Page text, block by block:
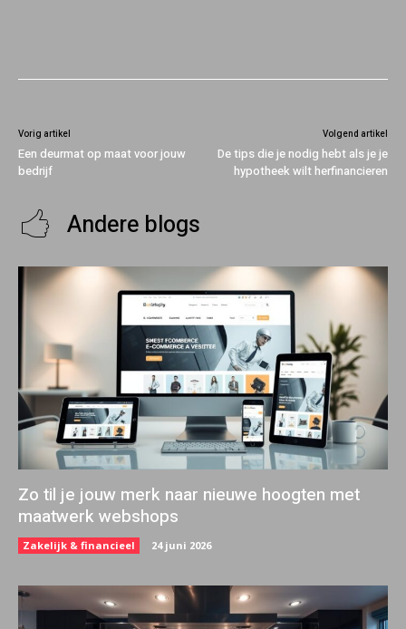
Vorig artikel
Een deurmat op maat voor jouw
bedrijf
Volgend artikel
De tips die je nodig hebt als je je
hypotheek wilt herfinancieren
Andere blogs
Zo til je jouw merk naar nieuwe hoogten met
maatwerk webshops
Zakelijk & financieel 24 juni 2026